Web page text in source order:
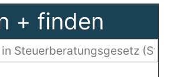
+ finden